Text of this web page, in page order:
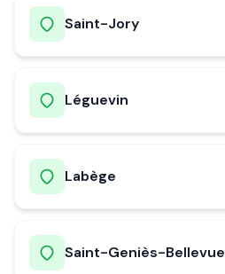
Saint-Jory
Léguevin
Labège
Saint-Geniès-Bellevue